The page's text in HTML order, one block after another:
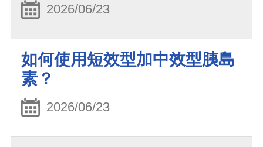
2026/06/23
如何使用短效型加中效型胰島
素？
2026/06/23